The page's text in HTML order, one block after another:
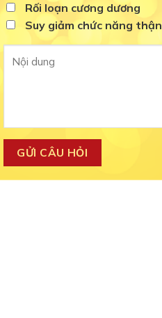
Rối loạn cương dương
Suy giảm chức năng thận